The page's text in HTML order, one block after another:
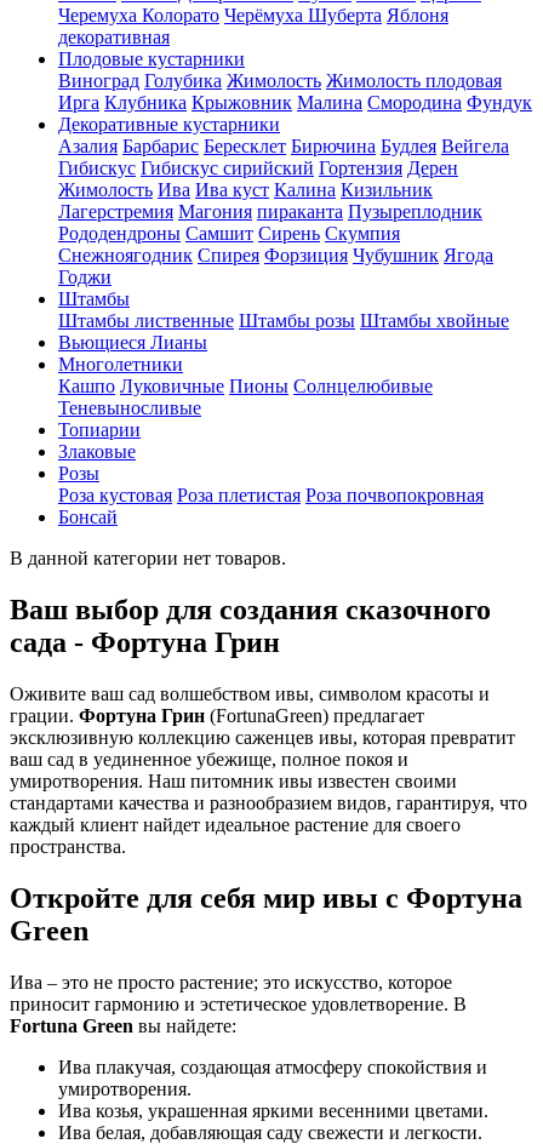
Черемуха Колорато Черёмуха Шуберта Яблоня
декоративная
Плодовые кустарники
Виноград Голубика Жимолость Жимолость плодовая
Ирга Клубника Крыжовник Малина Смородина Фундук
Декоративные кустарники
Азалия Барбарис Бересклет Бирючина Будлея Вейгела
Гибискус Гибискус сирийский Гортензия Дерен
Жимолость Ива Ива куст Калина Кизильник
Лагерстремия Магония пираканта Пузыреплодник
Рододендроны Самшит Сирень Скумпия
Снежноягодник Спирея Форзиция Чубушник Ягода
Годжи
Штамбы
Штамбы лиственные Штамбы розы Штамбы хвойные
Вьющиеся Лианы
Многолетники
Кашпо Луковичные Пионы Солнцелюбивые
Теневыносливые
Топиарии
Злаковые
Розы
Роза кустовая Роза плетистая Роза почвопокровная
Бонсай
В данной категории нет товаров.
Ваш выбор для создания сказочного
сада - Фортуна Грин
Оживите ваш сад волшебством ивы, символом красоты и
грации. Фортуна Грин (FortunaGreen) предлагает
эксклюзивную коллекцию саженцев ивы, которая превратит
ваш сад в уединенное убежище, полное покоя и
умиротворения. Наш питомник ивы известен своими
стандартами качества и разнообразием видов, гарантируя, что
каждый клиент найдет идеальное растение для своего
пространства.
Откройте для себя мир ивы с Фортуна
Green
Ива – это не просто растение; это искусство, которое
приносит гармонию и эстетическое удовлетворение. В
Fortuna Green вы найдете:
Ива плакучая, создающая атмосферу спокойствия и
умиротворения.
Ива козья, украшенная яркими весенними цветами.
Ива белая, добавляющая саду свежести и легкости.